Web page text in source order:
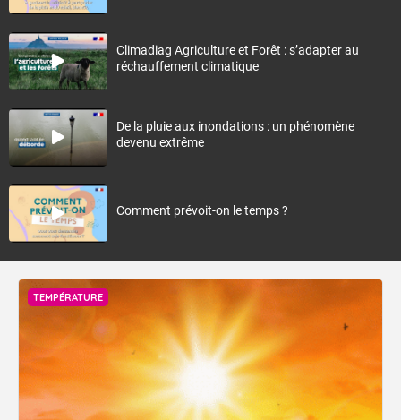
Climadiag Agriculture et Forêt : s’adapter au
réchauffement climatique
De la pluie aux inondations : un phénomène
devenu extrême
Comment prévoit-on le temps ?
TEMPÉRATURE